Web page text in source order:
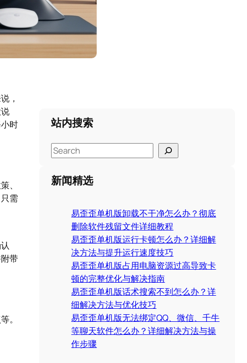
，
时
、
需
带
。
站内搜索
S
e
a
r
新闻精选
易歪歪单机版卸载不干净怎么办？彻底
删除软件残留文件详细教程
易歪歪单机版运行卡顿怎么办？详细解
决方法与提升运行速度技巧
易歪歪单机版占用电脑资源过高导致卡
顿的完整优化与解决指南
易歪歪单机版话术搜索不到怎么办？详
细解决方法与优化技巧
易歪歪单机版无法绑定QQ、微信、千牛
等聊天软件怎么办？详细解决方法与操
作步骤